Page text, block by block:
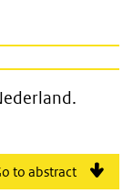
in
to abstract